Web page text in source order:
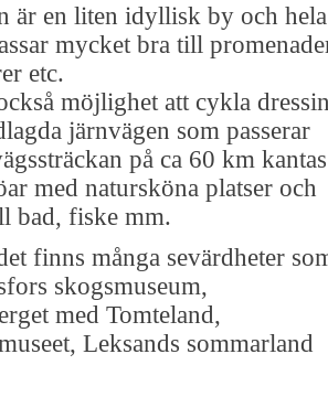
är en liten idyllisk by och hela
mycket bra till
etc.
möjlighet att cykla
järnvägen som passerar
på ca 60 km kantas
med natursköna platser och
bad, fiske mm.
finns många sevärdheter
skogsmuseum,
med Tomteland,
Leksands sommarland